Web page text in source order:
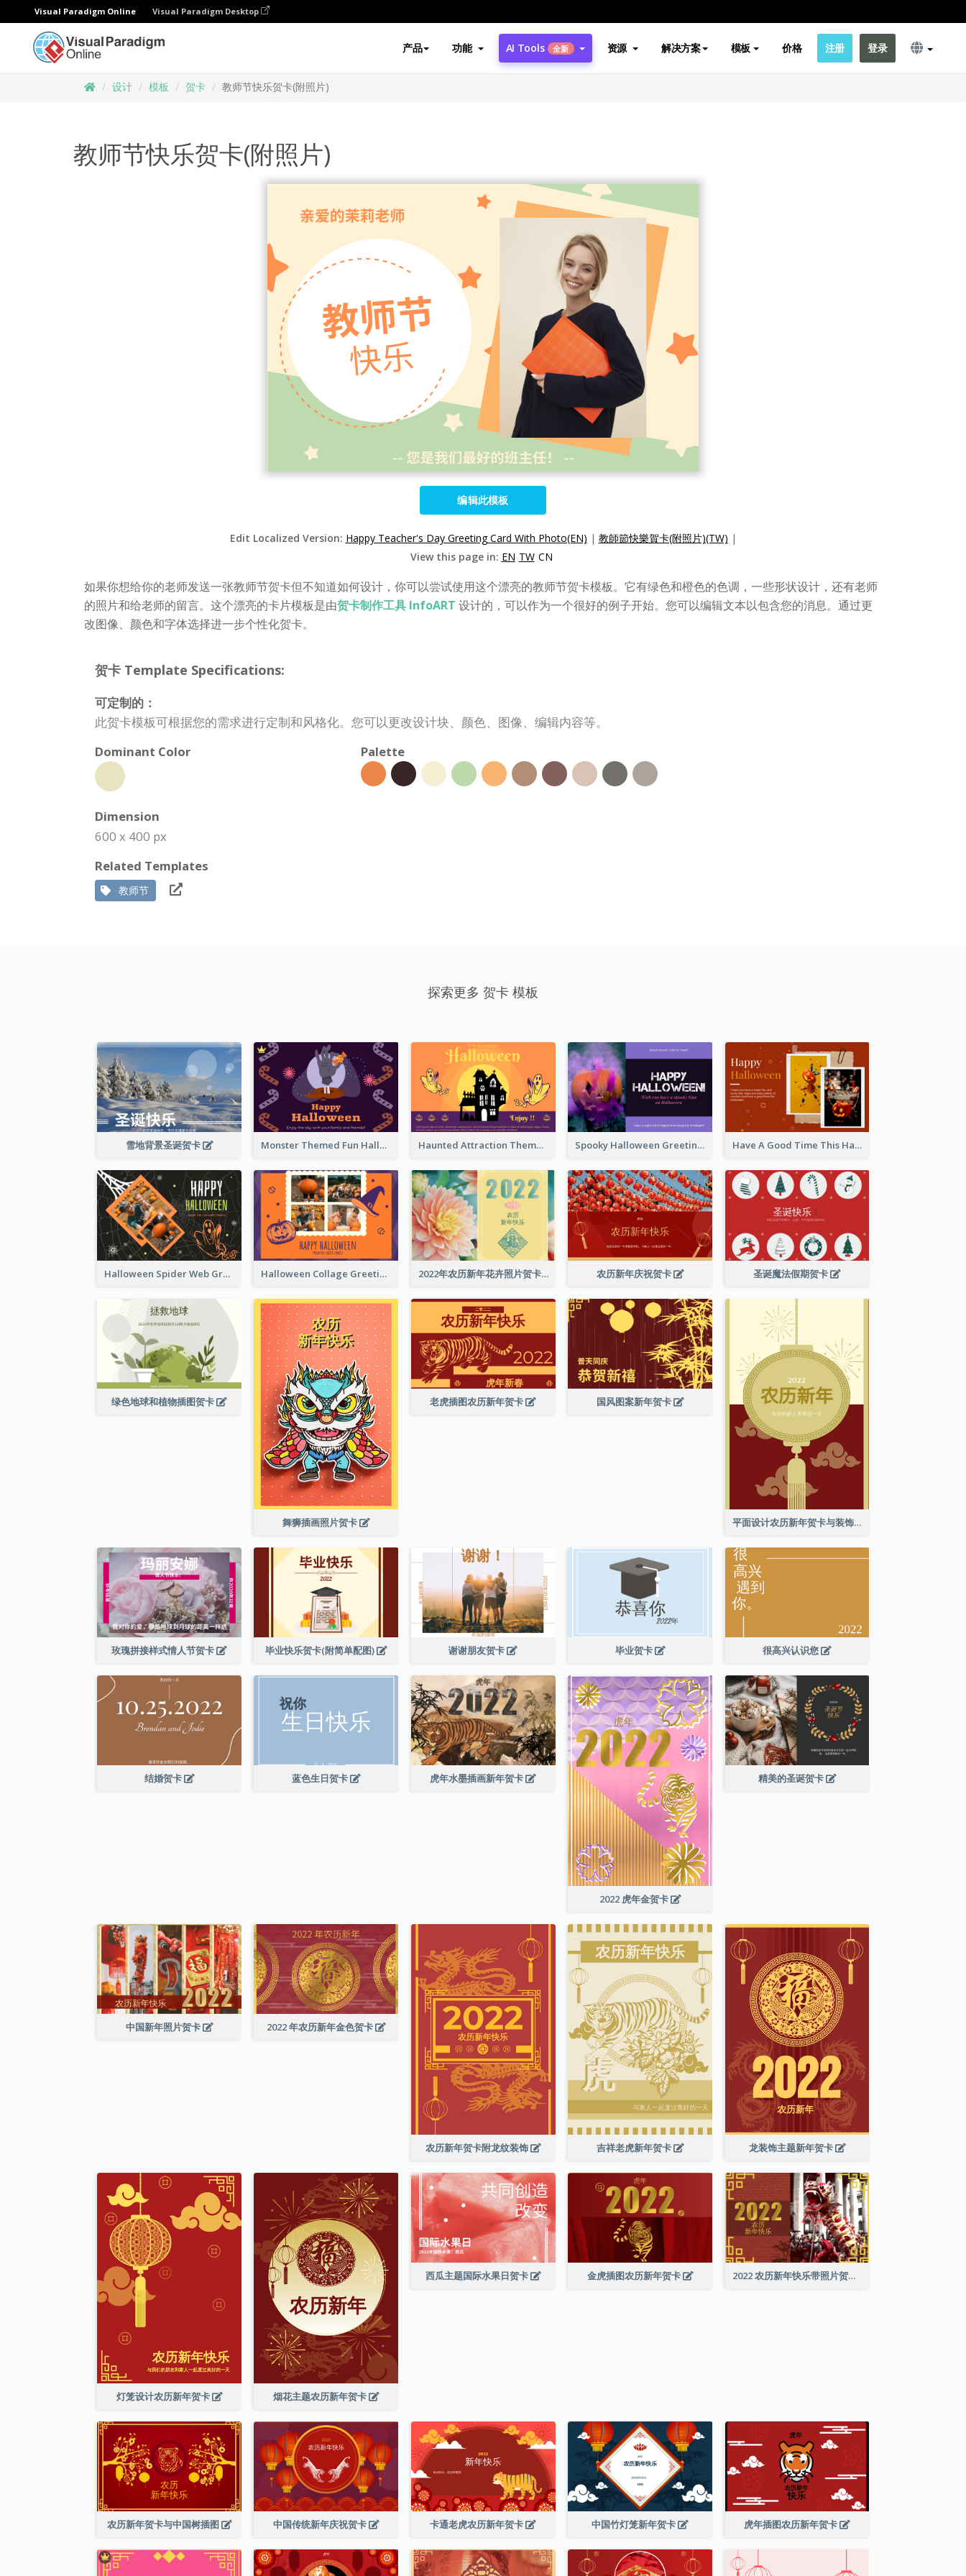
Visual Paradigm Online Visual Paradigm Desktop
产品 功能 AI Tools 全新 资源 解决方案 模板 价格 注册 登录
设计 模板 贺卡 教师节快乐贺卡(附照片)
教师节快乐贺卡(附照片)
编辑此模板
Edit Localized Version: Happy Teacher's Day Greeting Card With Photo(EN) | 教師節快樂賀卡(附照片)(TW) |
View this page in: EN TW CN
如果你想给你的老师发送一张教师节贺卡但不知道如何设计，你可以尝试使用这个漂亮的教师节贺卡模板。它有绿色和橙色的色调，一些形状设计，还有老师
的照片和给老师的留言。这个漂亮的卡片模板是由贺卡制作工具 InfoART 设计的，可以作为一个很好的例子开始。您可以编辑文本以包含您的消息。通过更
改图像、颜色和字体选择进一步个性化贺卡。
贺卡 Template Specifications:
可定制的：
此贺卡模板可根据您的需求进行定制和风格化。您可以更改设计块、颜色、图像、编辑内容等。
Dominant Color
Palette
Dimension
600 x 400 px
Related Templates
教师节
探索更多 贺卡 模板
雪地背景圣诞贺卡 Monster Themed Fun Halloween Greeting Card Haunted Attraction Themed Halloween Card Spooky Halloween Greeting Card Have A Good Time This Halloween Greeting Card
Halloween Spider Web Greeting Card Halloween Collage Greeting Card 2022年农历新年花卉照片贺卡 农历新年庆祝贺卡 圣诞魔法假期贺卡
绿色地球和植物插图贺卡
舞狮插画照片贺卡
老虎插图农历新年贺卡 国风图案新年贺卡
平面设计农历新年贺卡与装饰
玫瑰拼接样式情人节贺卡 毕业快乐贺卡(附简单配图) 谢谢朋友贺卡 毕业贺卡 很高兴认识您
结婚贺卡 蓝色生日贺卡 虎年水墨插画新年贺卡
2022 虎年金贺卡
精美的圣诞贺卡
中国新年照片贺卡 2022 年农历新年金色贺卡
农历新年贺卡附龙纹装饰 吉祥老虎新年贺卡 龙装饰主题新年贺卡
灯笼设计农历新年贺卡 烟花主题农历新年贺卡
西瓜主题国际水果日贺卡 金虎插图农历新年贺卡 2022 农历新年快乐带照片贺卡
农历新年贺卡与中国树插图 中国传统新年庆祝贺卡 卡通老虎农历新年贺卡 中国竹灯笼新年贺卡 虎年插图农历新年贺卡